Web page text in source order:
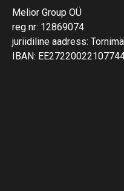
Melior Group OÜ
reg nr: 12869074
juriidiline aadress:
IBAN: